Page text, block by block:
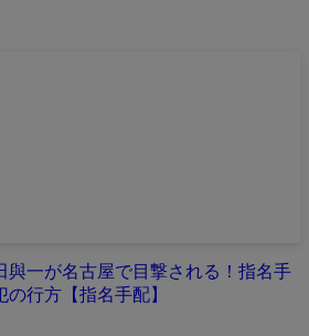
與一が名古屋で目撃される！指名手
行方【指名手配】